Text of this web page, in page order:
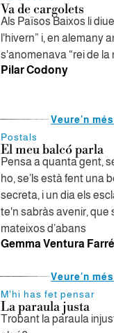
Va de cargolets
Als Països Baixos li diuen
l'hivern” i, en alemany
s'anomenava “rei de la
Pilar Codony
Veure'n més
Postals
El meu balcó parla
Pensa a quanta gent,
ho, se’ls està fent una
secreta, i un dia els
te'n sabràs avenir, que
mateixos d’abans
Gemma Ventura Farré
Veure'n més
M'hi has fet pensar
La paraula justa
Trobant la paraula